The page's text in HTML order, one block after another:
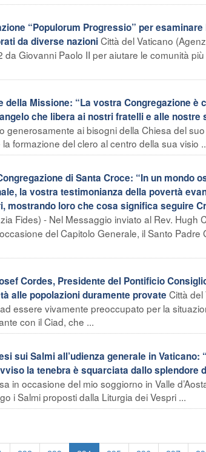
“Populorum Progressio” per
da diverse nazioniCittà del Vaticano
Giovanni Paolo II per aiutare le comunità
della Missione: “La vostra Congregazione
che libera ai nostri fratelli e alle nostre
generosamente ai bisogni della Chiesa del
formazione del clero al centro della sua visio
di Santa Croce: “In un mondo
la vostra testimonianza della povertà
mostrando loro che cosa significa seguire
Fides) - Nel Messaggio inviato al Rev. Hugh
del Capitolo Generale, il Santo Padre
Cordes, Presidente del Pontificio
alle popolazioni duramente provate Città
essere vivamente preoccupato per la
con il Ciad, che ...
sui Salmi all’udienza generale in Vaticano:
la tenebra è squarciata dallo splendore
in occasione del mio soggiorno in Valle
i Salmi proposti dalla Liturgia dei Vespri ...